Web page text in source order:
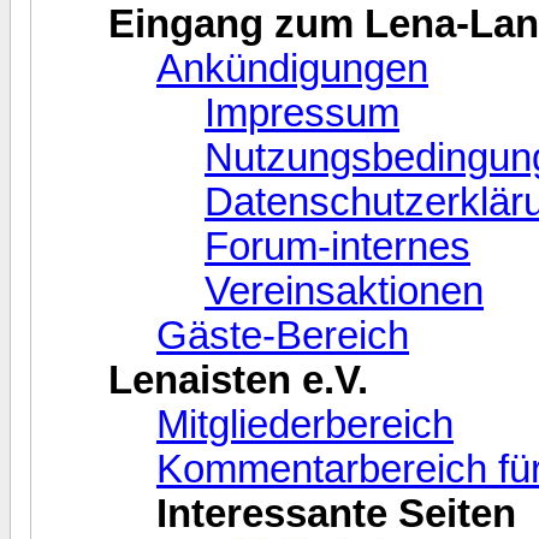
Eingang zum Lena-
Ankündigungen
Impressum
Forum-internes
Vereinsaktionen
Gäste-Bereich
Lenaisten e.V.
Mitgliederbereich
Kommentarbereich
Interessante Seiten